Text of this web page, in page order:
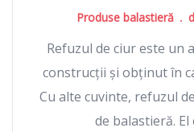
Produse balastieră
Refuzul de ciur este un
construcții și obținut în
Cu alte cuvinte, refuzul
de balastieră.